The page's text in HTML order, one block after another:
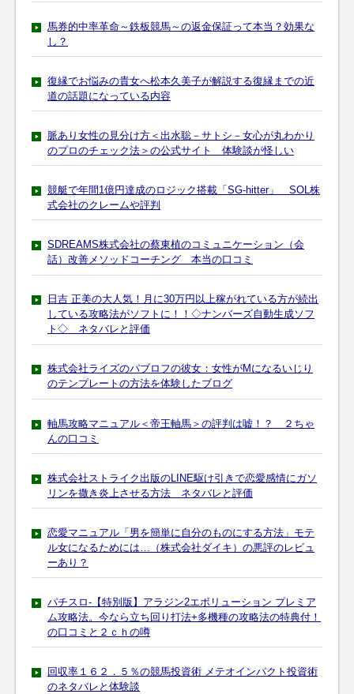
馬券的中率革命～鉄板競馬～の返金保証って本当？効果な
し？
復縁でお悩みの貴女へ松本久美子が解説する復縁までの近
道の話題になっている内容
脈あり女性の見分け方＜出水聡－サトシ－女心が丸わかり
のプロのチェック法＞の公式サイト 体験談が怪しい
競艇で年間1億円達成のロジック搭載「SG-hitter」 SOL株
式会社のクレームや評判
SDREAMS株式会社の蔡東植のコミュニケーション（会
話）改善メソッドコーチング 本当の口コミ
日吉 正美の大人気！月に30万円以上稼がれている方が続出
している攻略法がソフトに！！◇ナンバーズ自動生成ソフ
ト◇ ネタバレと評価
株式会社ライズのパブロフの彼女：女性がMになるいじり
のテンプレートの方法を体験したブログ
軸馬攻略マニュアル＜帝王軸馬＞の評判は嘘！？ ２ちゃ
んの口コミ
株式会社ストライク出版のLINE駆け引きで恋愛感情にガソ
リンを撒き炎上させる方法 ネタバレと評価
恋愛マニュアル「男を簡単に自分のものにする方法」モテ
ル女になるためには…（株式会社ダイキ）の悪評のレビュ
ーあり？
パチスロ-【特別版】アラジン2エボリューション プレミア
ム攻略法。今なら立ち回り打法+多機種の攻略法の特典付！
の口コミと２ｃｈの噂
回収率１６２．５％の競馬投資術 メテオインパクト投資術
のネタバレと体験談